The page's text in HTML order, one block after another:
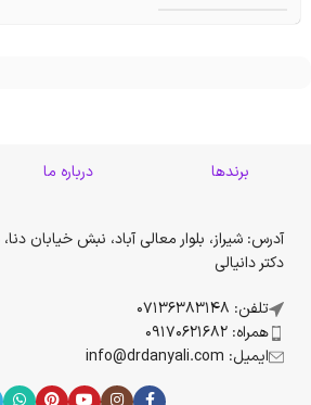
برندها درباره ما
آدرس: شیراز، بلوار معالی آباد، نبش خیابان
دکتر دانیالی
تلفن: 07136383148
همراه: 09170621682
ایمیل: info@drdanyali.com